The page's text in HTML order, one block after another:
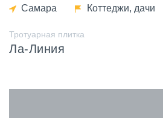
Самара Коттеджи, дачи
Тротуарная плитка
Ла-Линия